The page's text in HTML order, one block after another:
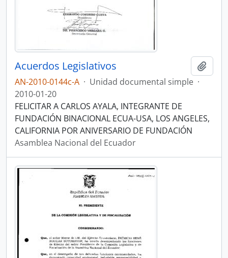
Acuerdos Legislativos
AN-2010-0144c-A · Unidad documental simple ·
2010-01-20
FELICITAR A CARLOS AYALA, INTEGRANTE DE
FUNDACIÓN BINACIONAL ECUA-USA, LOS ANGELES,
CALIFORNIA POR ANIVERSARIO DE FUNDACIÓN
Asamblea Nacional del Ecuador